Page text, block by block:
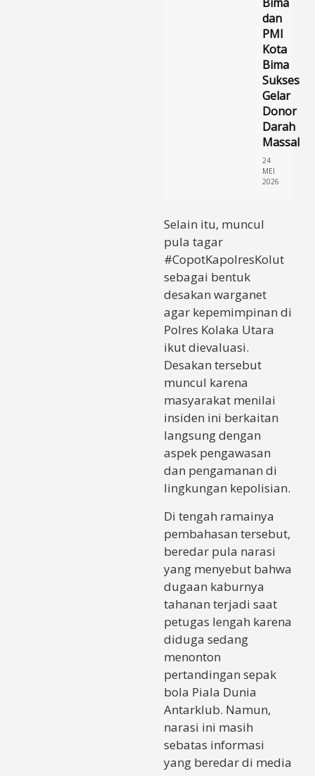
dan
PMI
Kota
Bima
Sukses
Gelar
Donor
Darah
Massal
24
MEI
2026
Selain itu, muncul
pula tagar
#CopotKapolresKolut
sebagai bentuk
desakan warganet
agar kepemimpinan di
Polres Kolaka Utara
ikut dievaluasi.
Desakan tersebut
muncul karena
masyarakat menilai
insiden ini berkaitan
langsung dengan
aspek pengawasan
dan pengamanan di
lingkungan kepolisian.
Di tengah ramainya
pembahasan tersebut,
beredar pula narasi
yang menyebut bahwa
dugaan kaburnya
tahanan terjadi saat
petugas lengah karena
diduga sedang
menonton
pertandingan sepak
bola Piala Dunia
Antarklub. Namun,
narasi ini masih
sebatas informasi
yang beredar di media